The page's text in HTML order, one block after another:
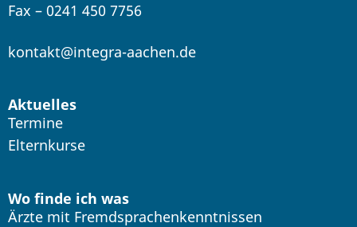
Fax – 0241 450 7756
kontakt@integra-aachen.de
Aktuelles
Termine
Elternkurse
Wo finde ich was
Ärzte mit Fremdsprachenkenntnissen